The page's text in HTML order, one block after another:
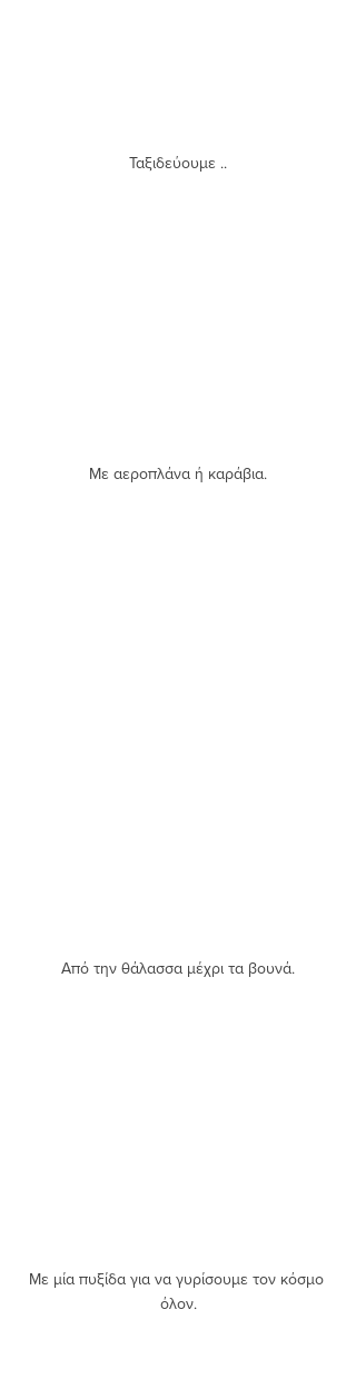
Ταξιδεύουμε ..
Με αεροπλάνα ή καράβια.
Από την θάλασσα μέχρι τα βουνά.
Με μία πυξίδα για να γυρίσουμε τον κόσμο
όλον.